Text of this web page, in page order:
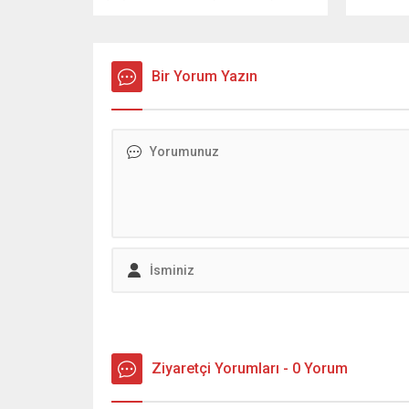
Kadın Girişimciler Kurulu
Kahramanmaraş Şubesi’nin
sahne oldu. Festival, hem
Bir Yorum Yazın
Ziyaretçi Yorumları - 0 Yorum